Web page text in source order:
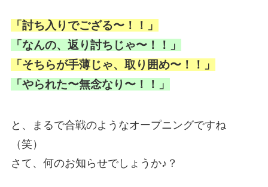
「討ち入りでござる〜！！」
「なんの、返り討ちじゃ〜！！」
「そちらが手薄じゃ、取り囲め〜！！」
「やられた〜無念なり〜！！」
と、まるで合戦のようなオープニングですね
（笑）
さて、何のお知らせでしょうか♪？